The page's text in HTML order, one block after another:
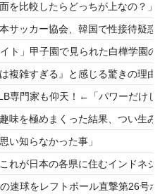
を比較したらどっちが上なの？」
サッカー協会、韓国で性接待疑
ト」甲子園で見られた白樺学園
複雑すぎる』と感じる驚きの
専門家も仰天！←「パワーだけ
味を極めまくった結果、つい生
い知らなかった事」
れが日本の各県に住むインドネ
速球をレフトポール直撃第26号